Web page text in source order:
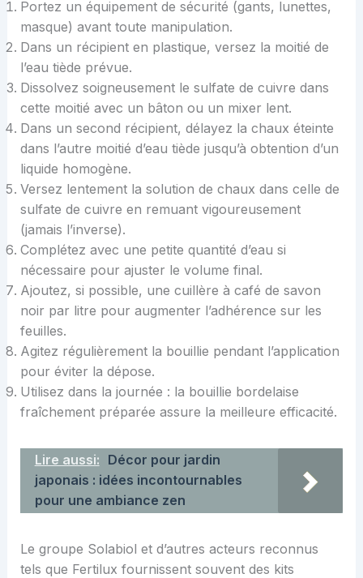
Portez un équipement de sécurité (gants, lunettes,
masque) avant toute manipulation.
Dans un récipient en plastique, versez la moitié de
l’eau tiède prévue.
Dissolvez soigneusement le sulfate de cuivre dans
cette moitié avec un bâton ou un mixer lent.
Dans un second récipient, délayez la chaux éteinte
dans l’autre moitié d’eau tiède jusqu’à obtention d’un
liquide homogène.
Versez lentement la solution de chaux dans celle de
sulfate de cuivre en remuant vigoureusement
(jamais l’inverse).
Complétez avec une petite quantité d’eau si
nécessaire pour ajuster le volume final.
Ajoutez, si possible, une cuillère à café de savon
noir par litre pour augmenter l’adhérence sur les
feuilles.
Agitez régulièrement la bouillie pendant l’application
pour éviter la dépose.
Utilisez dans la journée : la bouillie bordelaise
fraîchement préparée assure la meilleure efficacité.
Lire aussi: Décor pour jardin
japonais : idées incontournables
pour une ambiance zen
Le groupe Solabiol et d’autres acteurs reconnus
tels que Fertilux fournissent souvent des kits